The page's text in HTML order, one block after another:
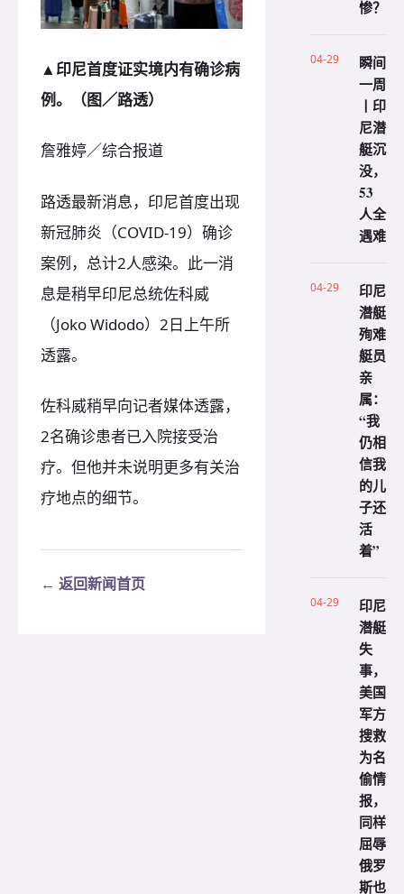
▲印尼首度证实境内有确诊病
例。（图／路透）
詹雅婷／综合报道
路透最新消息，印尼首度出现
新冠肺炎（COVID-19）确诊
案例，总计2人感染。此一消
息是稍早印尼总统佐科威
（Joko Widodo）2日上午所
透露。
佐科威稍早向记者媒体透露，
2名确诊患者已入院接受治
疗。但他并未说明更多有关治
疗地点的细节。
← 返回新闻首页
惨？
04-29
瞬间
一周
丨印
尼潜
艇沉
没，
53
人全
遇难
04-29
印尼
潜艇
殉难
艇员
亲
属：
“我
仍相
信我
的儿
子还
活
着”
04-29
印尼
潜艇
失
事，
美国
军方
搜救
为名
偷情
报，
同样
屈辱
俄罗
斯也